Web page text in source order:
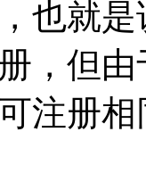
也就
，但
注册